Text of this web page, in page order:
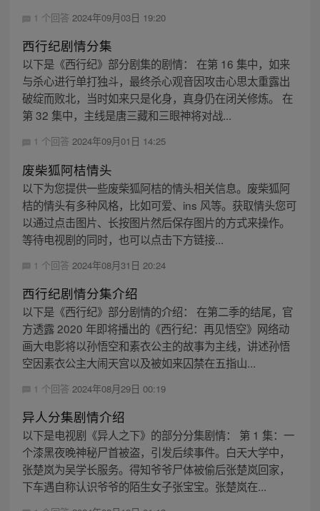
1 个回答 2024年09月03日 19:20
西行纪剧情分集
以下是《西行纪》部分剧集的剧情： 在第 16 集中，如来
与杀心进行单打独斗，最终杀心观音因攻击心思太重露出
破绽而败北，当时如来只是化身，真身仍在闭关修炼。 在
第 32 集中，主线是唐三藏和三眼神将对战...
1 个回答 2024年09月01日 14:25
废柴狐阿桔情头
以下为您提供一些废柴狐阿桔的情头相关信息。废柴狐阿
桔的情头有多种风格，比如可爱、ins 风等。获取情头您可
以通过点击图片、长按图片然后保存图片的方式来操作。
等待电视剧的同时，也可以点击下方链接...
1 个回答 2024年08月31日 20:24
西行纪剧情分集介绍
以下是《西行纪》部分剧情的介绍： 在第二季的结尾，官
方透露 2020 年即将播出的《西行纪：再见悟空》网络动
画大电影将以孙悟空和素衣公主的故事为主线，讲述孙悟
空因素衣公主大闹天宫以及被如来囚禁在五指山...
1 个回答 2024年08月29日 00:19
异人分集剧情介绍
以下是电视剧《异人之下》的部分分集剧情： 第 1 集：一
个漆黑夜晚神秘尸首被盗，引发后续事件。白天大学中，
张楚岚为吴学长服务。得知爷爷尸体被偷后张楚岚回家，
下车遇自称认识爷爷的陌生女子张宝宝。张楚岚在...